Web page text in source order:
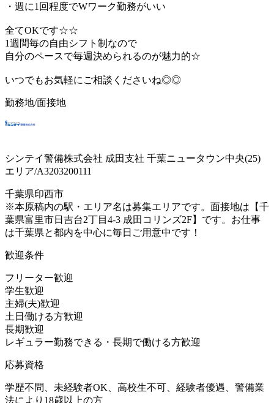
・週に1回程度でWワーク勤務がいい
全てOKです☆☆
1週間毎の自由シフト制なので
自分のペースで毎週決められるのが魅力的☆
いつでもお気軽にご相談くださいね◎◎
勤務地/面接地
シンテイ警備株式会社 成田支社 千葉ニュータウン中央(25)
エリア/A3203200111
千葉県印西市
※本原稿内の駅・エリア名は募集エリアです。面接地は【千
葉県富里市日吉台2丁目4-3 成田コリンズ2F】です。お仕事
は千葉県と都内を中心に毎日ご用意中です！
歓迎条件
フリーター歓迎
学生歓迎
主婦(夫)歓迎
土日働ける方歓迎
長期歓迎
レギュラー勤務できる・長期で働ける方歓迎
応募資格
学歴不問、未経験者OK、高校生不可、経験者優遇、警備業
法により18歳以上の方